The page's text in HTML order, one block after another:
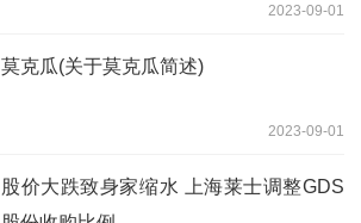
2023-09-01
莫克瓜(关于莫克瓜简述)
2023-09-01
股价大跌致身家缩水 上海莱士调整GDS